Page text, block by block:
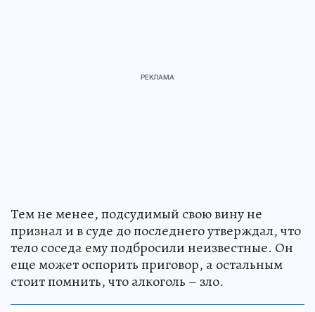
Тем не менее, подсудимый свою вину не
признал и в суде до последнего утверждал, что
тело соседа ему подбросили неизвестные. Он
еще может оспорить приговор, а остальным
стоит помнить, что алкоголь – зло.